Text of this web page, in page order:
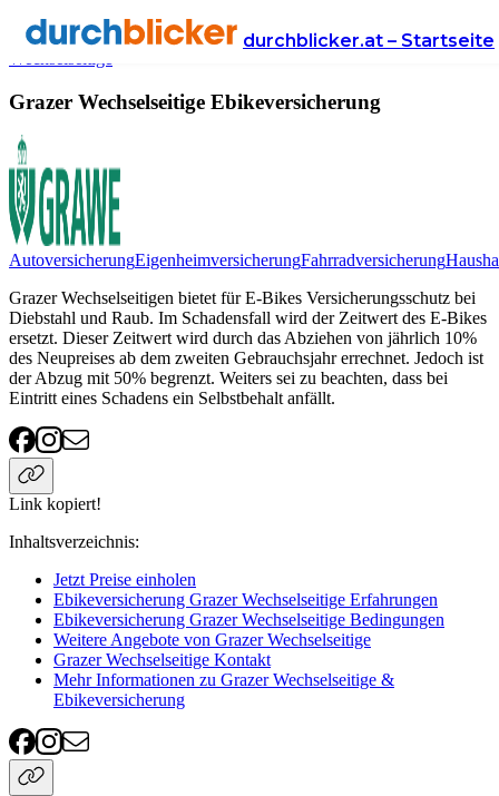
durchblicker.at – Startseite
Anbieter Versicherung ebikeversicherung
Grazer
Grazer Wechselseitige Ebikeversicherung
AutoversicherungEigenheimversicherungFahrradversicherung
Grazer Wechselseitigen bietet für E-Bikes Versicherungsschutz bei
Diebstahl und Raub. Im Schadensfall wird der Zeitwert des E-Bikes
ersetzt. Dieser Zeitwert wird durch das Abziehen von jährlich 10%
des Neupreises ab dem zweiten Gebrauchsjahr errechnet. Jedoch ist
der Abzug mit 50% begrenzt. Weiters sei zu beachten, dass bei
Eintritt eines Schadens ein Selbstbehalt anfällt.
Link kopiert!
Inhaltsverzeichnis:
Jetzt Preise einholen
Ebikeversicherung Grazer Wechselseitige Erfahrungen
Ebikeversicherung Grazer Wechselseitige Bedingungen
Weitere Angebote von Grazer Wechselseitige
Grazer Wechselseitige Kontakt
Mehr Informationen zu Grazer Wechselseitige &
Ebikeversicherung